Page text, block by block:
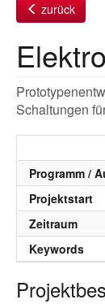
zurück
Schaltungen
Programm /
Projektstart
Zeitraum
Keywords